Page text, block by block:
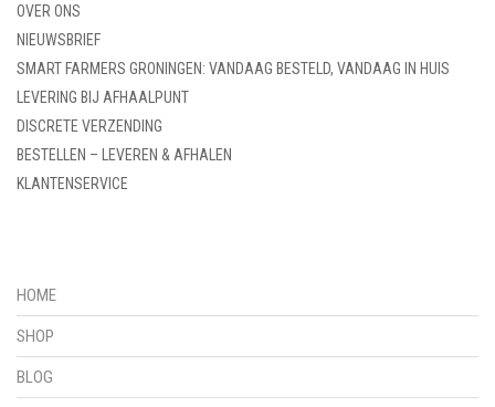
OVER ONS
NIEUWSBRIEF
SMART FARMERS GRONINGEN: VANDAAG BESTELD, VANDAAG IN HUIS
LEVERING BIJ AFHAALPUNT
DISCRETE VERZENDING
BESTELLEN – LEVEREN & AFHALEN
KLANTENSERVICE
HOME
SHOP
BLOG